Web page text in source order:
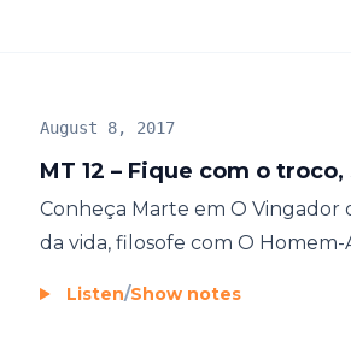
MT 12 – Fique com o
August 8, 2017
Conheça Marte em O Vingador
da vida, filosofe com O
Listen/Show notes